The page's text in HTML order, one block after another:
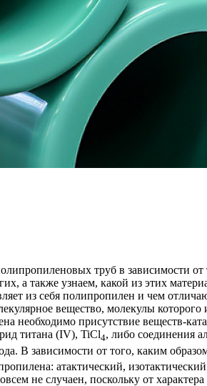
труб в зависимости
а также узнаем, какой из этих
из себя полипропилен и чем
вещество, молекулы
необходимо присутствие веществ-
титана (IV), TiCl4, либо соединения
В зависимости от того, каким
атактический,
не случаен, поскольку от